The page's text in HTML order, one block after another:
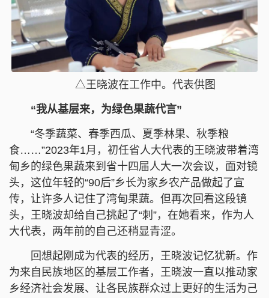
△王晓波在工作中。代表供图
“我从基层来，为绿色果蔬代言”
“冬季蔬菜、春季西瓜、夏季林果、秋季粮
食……”2023年1月，初任省人大代表的王晓波带着湾
甸乡的绿色果蔬来到省十四届人大一次会议，面对镜
头，这位年轻的“90后”乡长为家乡农产品做起了宣
传，让许多人记住了湾甸果蔬。但再次回看这段镜
头，王晓波却给自己挑起了“刺”，在她看来，作为人
大代表，两年前的自己还稍显青涩。
回想起刚成为代表的经历，王晓波记忆犹新。作
为来自民族地区的基层工作者，王晓波一直以推动家
乡经济社会发展、让各民族群众过上更好的生活为己